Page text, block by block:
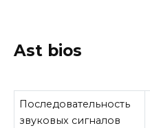
Ast bios
Последовательность
звуковых сигналов